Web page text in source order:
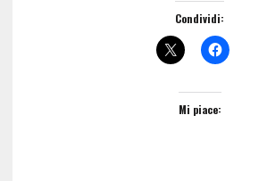
Condividi:
Mi piace: